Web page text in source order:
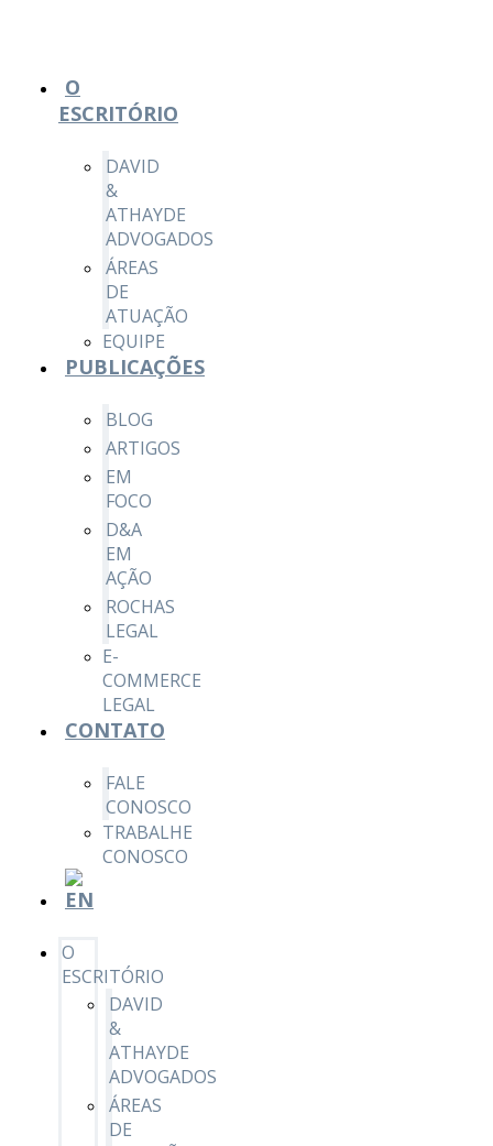
O
ESCRITÓRIO
DAVID
&
ATHAYDE
ADVOGADOS
ÁREAS
DE
ATUAÇÃO
EQUIPE
PUBLICAÇÕES
BLOG
ARTIGOS
EM
FOCO
D&A
EM
AÇÃO
ROCHAS
LEGAL
E-
COMMERCE
LEGAL
CONTATO
FALE
CONOSCO
TRABALHE
CONOSCO
O
ESCRITÓRIO
DAVID
&
ATHAYDE
ADVOGADOS
ÁREAS
DE